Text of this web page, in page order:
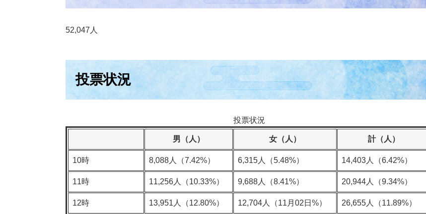
52,047人
投票状況
投票状況
男（人） 女（人） 計（人）
10時 8,088人（7.42%） 6,315人（5.48%） 14,403人（6.42%）
11時 11,256人（10.33%） 9,688人（8.41%） 20,944人（9.34%）
12時 13,951人（12.80%） 12,704人（11月02日%） 26,655人（11.89%）